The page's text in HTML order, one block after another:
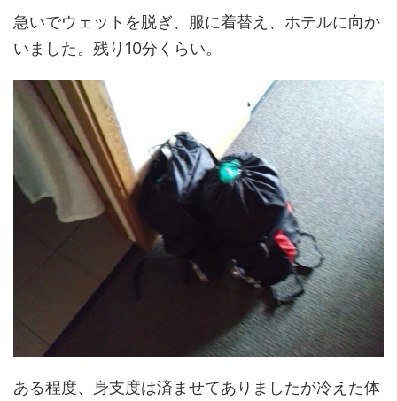
急いでウェットを脱ぎ、服に着替え、ホテルに向か
いました。残り10分くらい。
ある程度、身支度は済ませてありましたが冷えた体